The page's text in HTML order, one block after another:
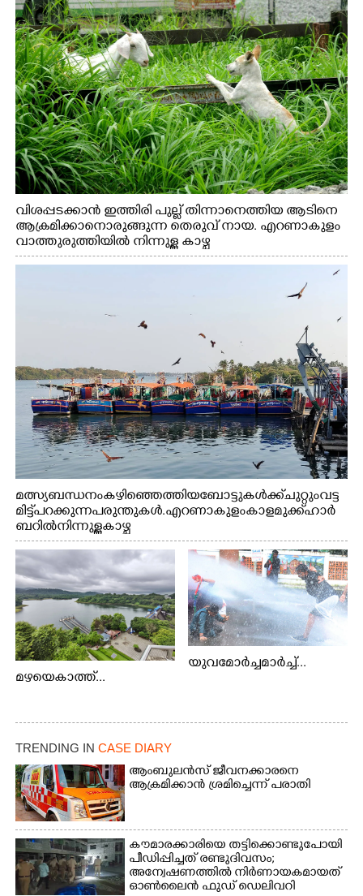
വിശപ്പടക്കാൻ ഇത്തിരി പുല്ല് തിന്നാനെത്തിയ ആടിനെ
ആക്രമിക്കാനൊരുങ്ങുന്ന തെരുവ് നായ. എറണാകുളം
വാത്തുരുത്തിയിൽ നിന്നുള്ള കാഴ്ച
മത്സ്യബന്ധനം കഴിഞ്ഞെത്തിയ ബോട്ടുകൾക്ക് ചുറ്റും വട്ട
മിട്ട് പറക്കുന്ന പരുന്തുകൾ. എറണാകുളം കാളമുക്ക് ഹാർ
ബറിൽ നിന്നുള്ള കാഴ്ച
മഴയെകാത്ത്...
യുവമോർച്ചമാർച്ച്...
TRENDING IN CASE DIARY
ആംബുലൻസ് ജീവനക്കാരനെ
ആക്രമിക്കാൻ ശ്രമിച്ചെന്ന് പരാതി
കൗമാരക്കാരിയെ തട്ടിക്കൊണ്ടുപോയി
പീഡിപ്പിച്ചത് രണ്ടുദിവസം;
അന്വേഷണത്തിൽ നിർണായകമായത്
ഓൺലൈൻ ഫുഡ് ഡെലിവറി